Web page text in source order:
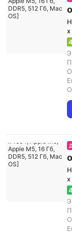
x
x